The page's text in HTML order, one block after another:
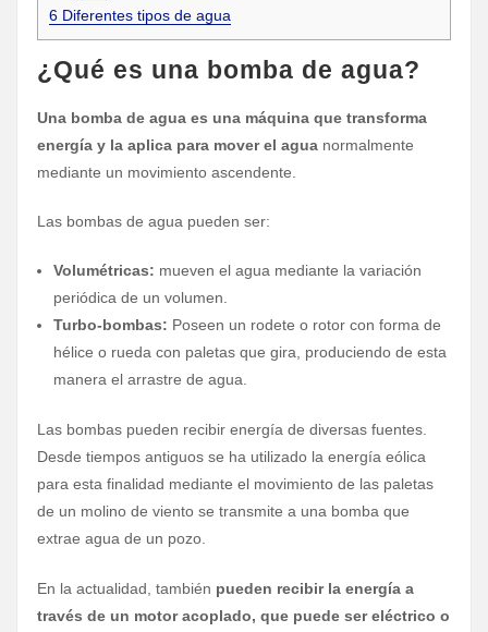
6Diferentes tipos de agua
¿Qué es una bomba de agua?
Una bomba de agua es una máquina que transforma
energía y la aplica para mover el aguanormalmente
mediante un movimiento ascendente.
Las bombas de agua pueden ser:
Volumétricas: mueven el agua mediante la variación
periódica de un volumen.
Turbo-bombas: Poseen un rodete o rotor con forma de
hélice o rueda con paletas que gira, produciendo de esta
manera el arrastre de agua.
Las bombas pueden recibir energía de diversas fuentes.
Desde tiempos antiguos se ha utilizado la energía eólica
para esta finalidad mediante el movimiento de las paletas
de un molino de viento se transmite a una bomba que
extrae agua de un pozo.
En la actualidad, también pueden recibir la energía a
través de un motor acoplado, que puede ser eléctrico o